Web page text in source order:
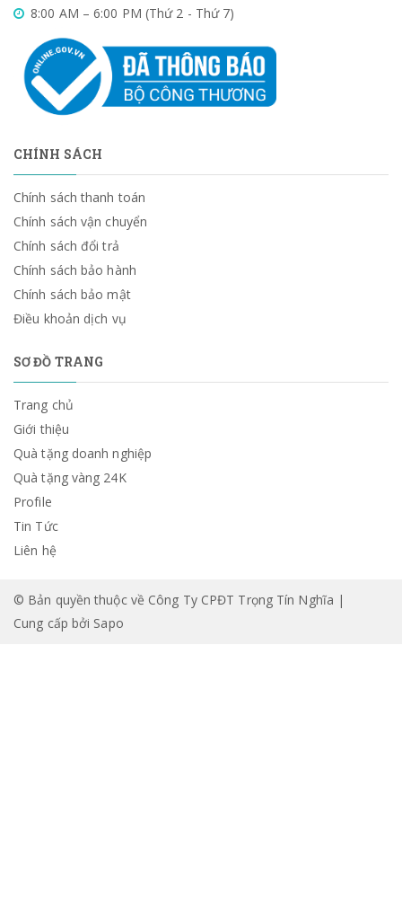
8:00 AM – 6:00 PM (Thứ 2 - Thứ 7)
CHÍNH SÁCH
Chính sách thanh toán
Chính sách vận chuyển
Chính sách đổi trả
Chính sách bảo hành
Chính sách bảo mật
Điều khoản dịch vụ
SƠ ĐỒ TRANG
Trang chủ
Giới thiệu
Quà tặng doanh nghiệp
Quà tặng vàng 24K
Profile
Tin Tức
Liên hệ
© Bản quyền thuộc về Công Ty CPĐT Trọng Tín Nghĩa |
Cung cấp bởi Sapo